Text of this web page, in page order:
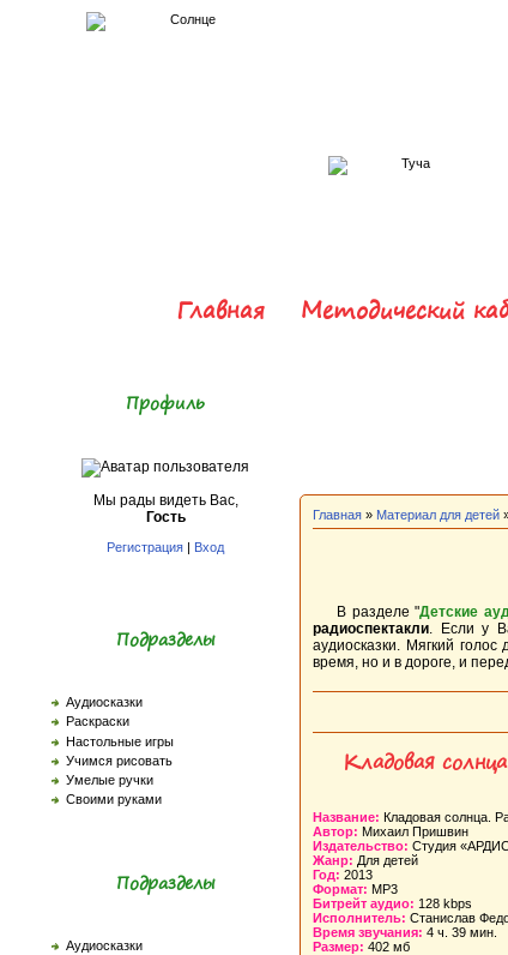
Главная Методический
Профиль
Мы рады видеть Вас,
Гость
Регистрация | Вход
Подразделы
Аудиосказки
Раскраски
Настольные игры
Учимся рисовать
Умелые ручки
Своими руками
Подразделы
Аудиосказки
Главная » Материал для детей
В разделе "Детские
радиоспектакли . Если у
аудиосказки. Мягкий
время, но и в дороге, и
Кладовая
Название: Кладовая солнца.
Автор: Михаил Пришвин
Издательство: Студия
Жанр: Для детей
Год: 2013
Формат: MP3
Битрейт аудио: 128 kbps
Исполнитель: Станислав
Время звучания: 4 ч. 39 мин.
Размер: 402 мб